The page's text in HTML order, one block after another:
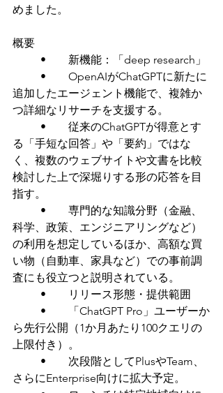
めました。
概要
	•	新機能：「deep research」
追加したエージェント機能で、複雑か
つ詳細なリサーチを支援する。
る「手短な回答」や「要約」ではな
く、複数のウェブサイトや文書を比較
検討した上で深堀りする形の応答を目
指す。
科学、政策、エンジニアリングなど）
の利用を想定しているほか、高額な買
い物（自動車、家具など）での事前調
査にも役立つと説明されている。
	•	リリース形態・提供範囲
ら先行公開（1か月あたり100クエリの
上限付き）。
さらにEnterprise向けに拡大予定。